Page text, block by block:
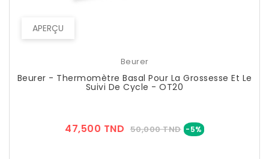
APERÇU
Beurer
Beurer - Thermomètre Basal Pour La Grossesse Et Le
Suivi De Cycle - OT20
47,500 TND Prix
50,000 TND -5% Prix